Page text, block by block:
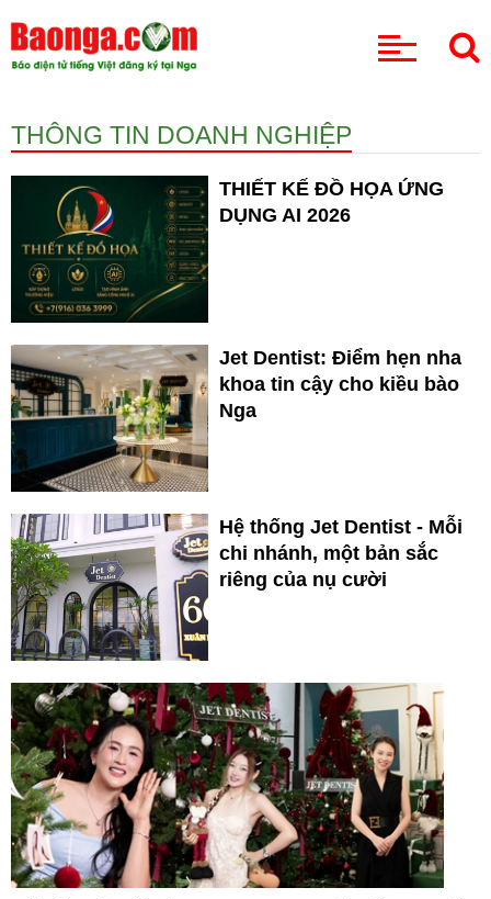
THÔNG TIN DOANH NGHIỆP
THIẾT KẾ ĐỒ HỌA ỨNG
DỤNG AI 2026
Jet Dentist: Điểm hẹn nha
khoa tin cậy cho kiều bào
Nga
Hệ thống Jet Dentist - Mỗi
chi nhánh, một bản sắc
riêng của nụ cười